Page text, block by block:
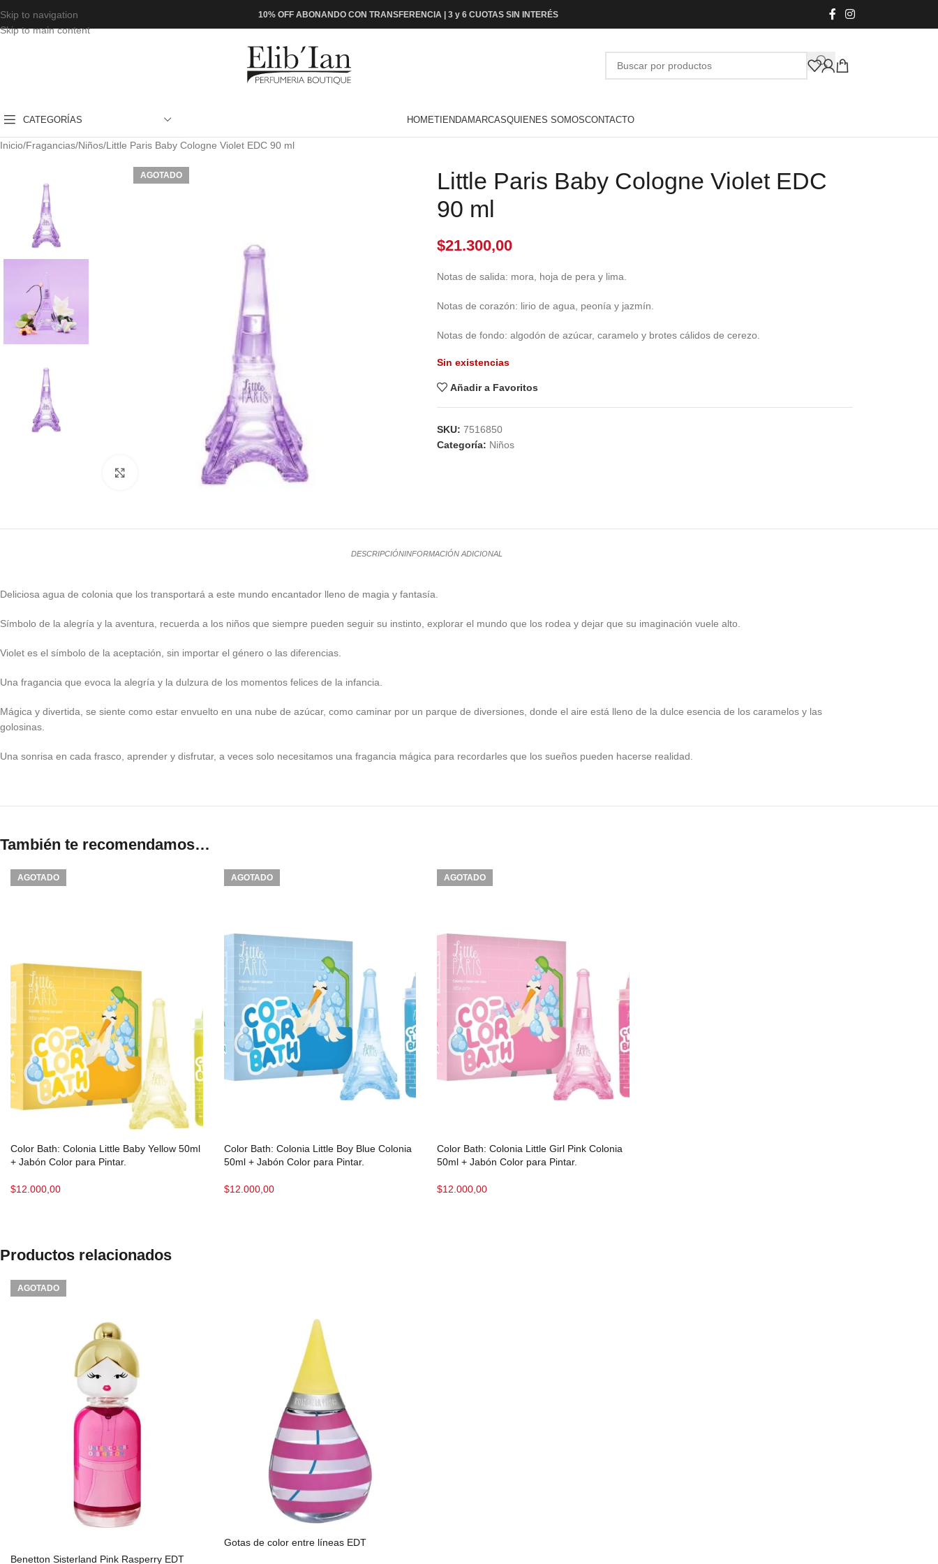
Skip to navigation
Skip to main content
10% OFF ABONANDO CON TRANSFERENCIA | 3 y 6 CUOTAS SIN INTERÉS
CATEGORÍAS HOMETIENDAMARCASQUIENES SOMOSCONTACTO
Inicio Fragancias Niños Little Paris Baby Cologne Violet EDC 90 ml
AGOTADO
Click to enlarge
Little Paris Baby Cologne Violet EDC
90 ml
$21.300,00
Notas de salida: mora, hoja de pera y lima.
Notas de corazón: lirio de agua, peonía y jazmín.
Notas de fondo: algodón de azúcar, caramelo y brotes cálidos de cerezo.
Sin existencias
Añadir a Favoritos
SKU: 7516850
Categoría: Niños
DESCRIPCIÓNINFORMACIÓN ADICIONAL
Deliciosa agua de colonia que los transportará a este mundo encantador lleno de magia y fantasía.
Símbolo de la alegría y la aventura, recuerda a los niños que siempre pueden seguir su instinto, explorar el mundo que los rodea y dejar que su imaginación vuele alto.
Violet es el símbolo de la aceptación, sin importar el género o las diferencias.
Una fragancia que evoca la alegría y la dulzura de los momentos felices de la infancia.
Mágica y divertida, se siente como estar envuelto en una nube de azúcar, como caminar por un parque de diversiones, donde el aire está lleno de la dulce esencia de los caramelos y las
golosinas.
Una sonrisa en cada frasco, aprender y disfrutar, a veces solo necesitamos una fragancia mágica para recordarles que los sueños pueden hacerse realidad.
También te recomendamos…
AGOTADO
Color Bath: Colonia Little Baby Yellow 50ml
+ Jabón Color para Pintar.
$12.000,00
AGOTADO
Color Bath: Colonia Little Boy Blue Colonia
50ml + Jabón Color para Pintar.
$12.000,00
AGOTADO
Color Bath: Colonia Little Girl Pink Colonia
50ml + Jabón Color para Pintar.
$12.000,00
Productos relacionados
AGOTADO
Benetton Sisterland Pink Rasperry EDT
Gotas de color entre líneas EDT